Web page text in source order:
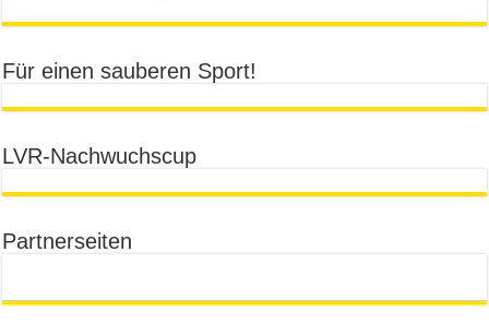
Für einen sauberen Sport!
LVR-Nachwuchscup
Partnerseiten